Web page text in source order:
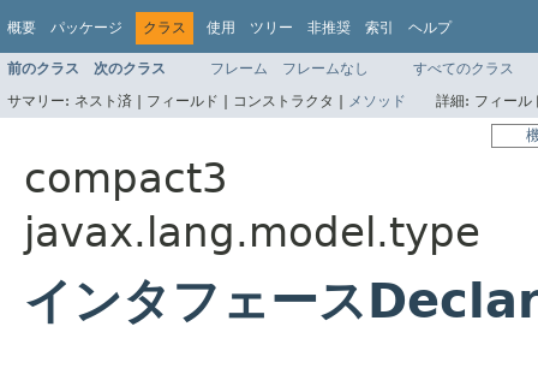
概要 パッケージ クラス 使用 ツリー 非推奨 索引 ヘルプ
前のクラス 次のクラス フレーム フレームなし
すべてのクラス
サマリー: ネスト済 | フィールド | コンストラクタ | メソッド 詳細: フィー
compact3
javax.lang.model.type
インタフェース